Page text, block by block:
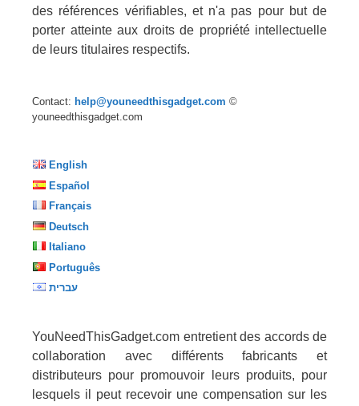
des références vérifiables, et n'a pas pour but de
porter atteinte aux droits de propriété intellectuelle
de leurs titulaires respectifs.
Contact: help@youneedthisgadget.com ©
youneedthisgadget.com
English
Español
Français
Deutsch
Italiano
Português
עברית
YouNeedThisGadget.com entretient des accords de
collaboration avec différents fabricants et
distributeurs pour promouvoir leurs produits, pour
lesquels il peut recevoir une compensation sur les